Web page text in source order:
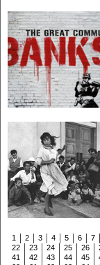
1 2 3 4 5 6 7
22
23 24 25 26
41
42 43 44 45